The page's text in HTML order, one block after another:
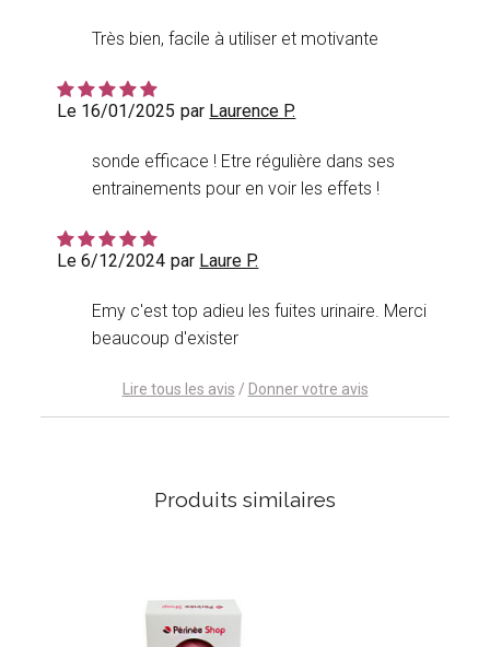
Très bien, facile à utiliser et motivante
Le 16/01/2025 par Laurence P.
sonde efficace ! Etre régulière dans ses
entrainements pour en voir les effets !
Le 6/12/2024 par Laure P.
Emy c'est top adieu les fuites urinaire. Merci
beaucoup d'exister
Lire tous les avis / Donner votre avis
Produits similaires